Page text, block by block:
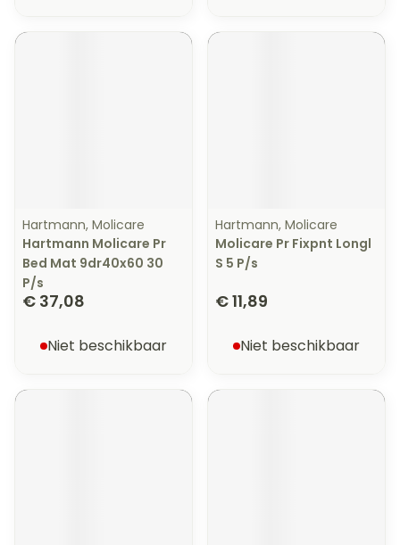
Hartmann, Molicare
Hartmann Molicare Pr
Bed Mat 9dr40x60 30
P/s
€ 37,08
Niet beschikbaar
Hartmann, Molicare
Molicare Pr Fixpnt Longl
S 5 P/s
€ 11,89
Niet beschikbaar